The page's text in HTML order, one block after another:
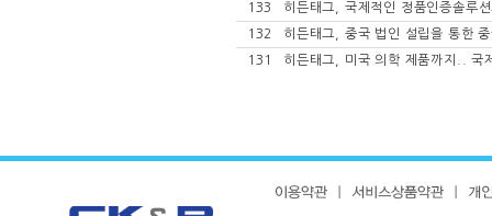
133
히든태그, 국제적인 정품인증솔루
132
히든태그, 중국 법인 설립을 통한
131
히든태그, 미국 의학 제품까지.. 국